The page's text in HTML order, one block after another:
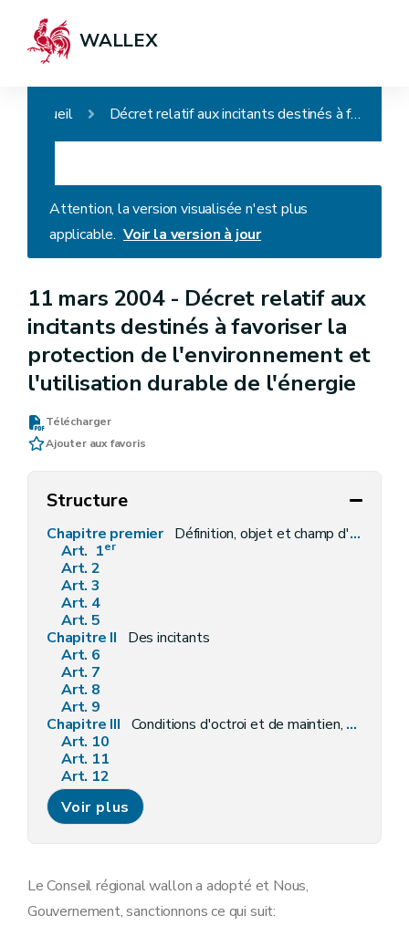
WALLEX
Accueil Décret relatif aux incitants destinés à favoriser la protection de l'environnement et l'utilisation durable de l'énergie
Attention, la version visualisée n'est plus
applicable. Voir la version à jour
11 mars 2004 - Décret relatif aux
incitants destinés à favoriser la
protection de l'environnement et
l'utilisation durable de l'énergie
Télécharger
Ajouter aux favoris
Structure
Chapitre premier Définition, objet et champ d'application
Art. 1er
Art. 2
Art. 3
Art. 4
Art. 5
Chapitre II
Des incitants
Art. 6
Art. 7
Art. 8
Art. 9
Chapitre III Conditions d'octroi et de maintien, procédures de demande et d'octroi, modalités de liquidation, de contrôle et sanctions
Art. 10
Art. 11
Art. 12
Art. 13
Art. 14
Art. 15
Chapitre IV Dispositions finales, abrogatoires et transitoires
Art. 18
Art. 19
Voir plus
Le Conseil régional wallon a adopté et Nous,
Gouvernement, sanctionnons ce qui suit: